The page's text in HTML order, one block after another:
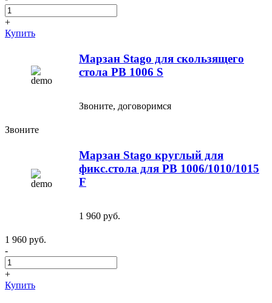
+
Купить
Марзан Stago для скользящего
стола PB 1006 S
Звоните, договоримся
Звоните
Марзан Stago круглый для
фикс.стола для PB 1006/1010/1015
F
1 960 руб.
1 960 руб.
-
+
Купить